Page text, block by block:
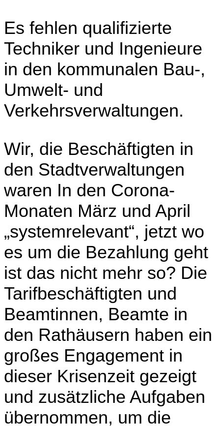
Es fehlen qualifizierte
Techniker und Ingenieure
in den kommunalen Bau-,
Umwelt- und
Verkehrsverwaltungen.
Wir, die Beschäftigten in
den Stadtverwaltungen
waren In den Corona-
Monaten März und April
„systemrelevant“, jetzt wo
es um die Bezahlung geht
ist das nicht mehr so? Die
Tarifbeschäftigten und
Beamtinnen, Beamte in
den Rathäusern haben ein
großes Engagement in
dieser Krisenzeit gezeigt
und zusätzliche Aufgaben
übernommen, um die